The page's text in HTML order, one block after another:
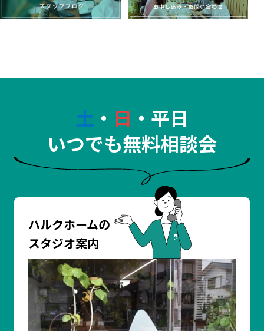
土 ・ 日 ・平日
いつでも無料相談会
ハルクホームの
スタジオ案内